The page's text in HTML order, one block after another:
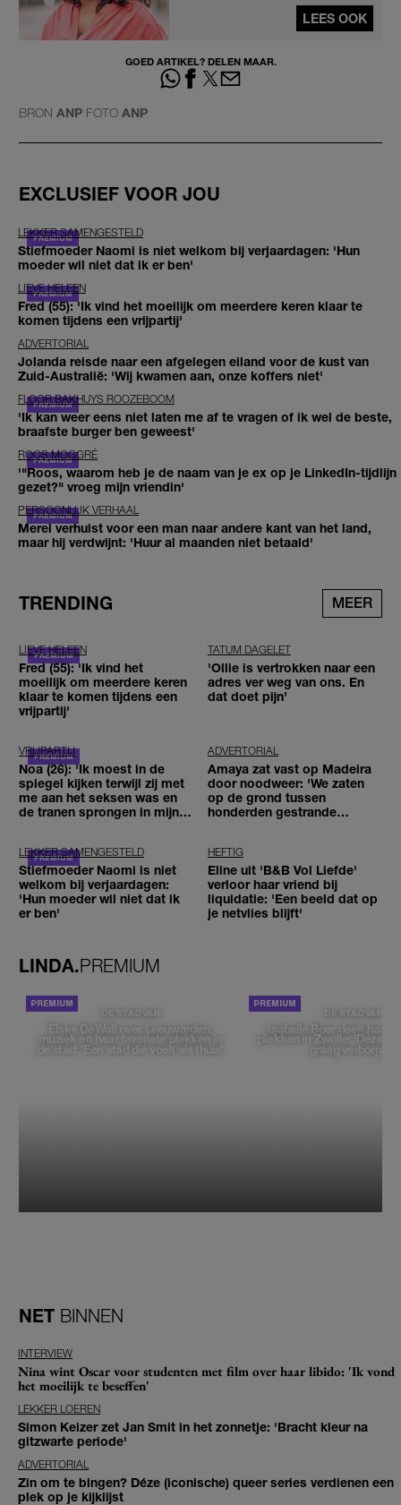
LEES OOK
GOED ARTIKEL? DELEN MAAR.
BRON ANP FOTO ANP
EXCLUSIEF VOOR JOU
LEKKER SAMENGESTELD
Stiefmoeder Naomi is niet welkom bij verjaardagen: 'Hun
moeder wil niet dat ik er ben'
LIEVE HELEEN
Fred (55): 'Ik vind het moeilijk om meerdere keren klaar te
komen tijdens een vrijpartij'
ADVERTORIAL
Jolanda reisde naar een afgelegen eiland voor de kust van
Zuid-Australië: 'Wij kwamen aan, onze koffers niet'
FLOOR BAKHUYS ROOZEBOOM
'Ik kan weer eens niet laten me af te vragen of ik wel de beste,
braafste burger ben geweest'
ROOS MOGGRÉ
'"Roos, waarom heb je de naam van je ex op je LinkedIn-tijdlijn
gezet?" vroeg mijn vriendin'
PERSOONLIJK VERHAAL
Merel verhuist voor een man naar andere kant van het land,
maar hij verdwijnt: 'Huur al maanden niet betaald'
TRENDING MEER
LIEVE HELEEN
Fred (55): 'Ik vind het
moeilijk om meerdere keren
klaar te komen tijdens een
vrijpartij'
TATUM DAGELET
'Ollie is vertrokken naar een
adres ver weg van ons. En
dat doet pijn’
VRIJPARTIJ
Noa (26): 'Ik moest in de
spiegel kijken terwijl zij met
me aan het seksen was en
de tranen sprongen in mijn
ADVERTORIAL
Amaya zat vast op Madeira
door noodweer: 'We zaten
op de grond tussen
honderden gestrande
LEKKER SAMENGESTELD
Stiefmoeder Naomi is niet
welkom bij verjaardagen:
'Hun moeder wil niet dat ik
er ben'
HEFTIG
Eline uit 'B&B Vol Liefde'
verloor haar vriend bij
liquidatie: 'Een beeld dat op
je netvlies blijft'
LINDA.PREMIUM
DE STAD VAN
Elske DeWall over Leeuwarden,
muziek en haar favoriete plekken in
de stad: 'Een stad die voelt als thuis'
DE STAD VAN
Isabelle Boer deelt haar
plekken in Zwolle: 'Deze
graag verborgen'
NET BINNEN
INTERVIEW
Nina wint Oscar voor studenten met film over haar libido: 'Ik vond
het moeilijk te beseffen'
LEKKER LOEREN
Simon Keizer zet Jan Smit in het zonnetje: 'Bracht kleur na
gitzwarte periode'
ADVERTORIAL
Zin om te bingen? Déze (iconische) queer series verdienen een
plek op je kijklijst